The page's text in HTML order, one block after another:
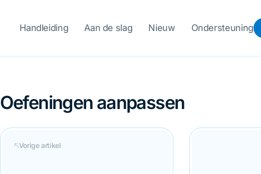
Handleiding Aan de slag Nieuw Ondersteuning
Oefeningen aanpassen
Vorige artikel